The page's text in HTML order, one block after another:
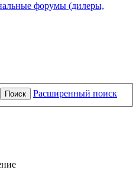
форумы (дилеры,
Поиск
Расширенный поиск